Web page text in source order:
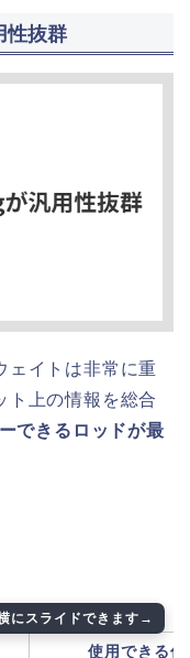
性抜群
ェイトは非常に重
ト上の情報を総合
できるロッドが最
使用できる